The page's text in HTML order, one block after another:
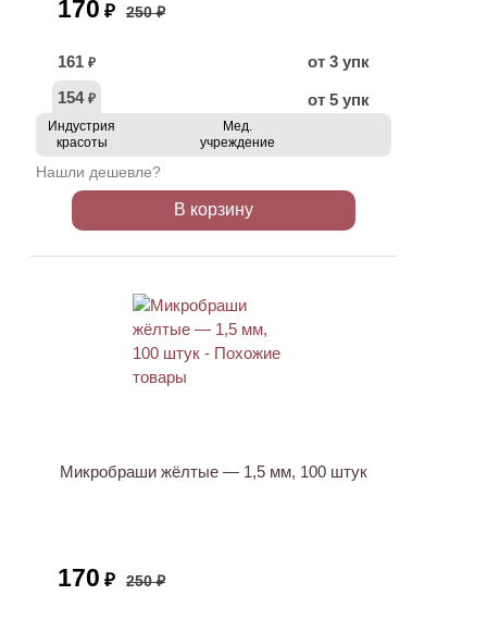
170 ₽ 250 ₽
161 ₽
от 3 упк
154 ₽ от 5 упк
Индустрия
красоты
Мед.
учреждение
Нашли дешевле?
В корзину
Микробраши жёлтые — 1,5 мм, 100 штук
170 ₽ 250 ₽